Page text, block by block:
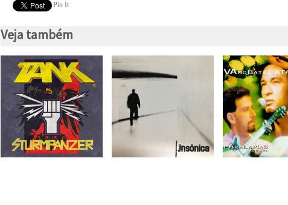
Pin It
Veja também